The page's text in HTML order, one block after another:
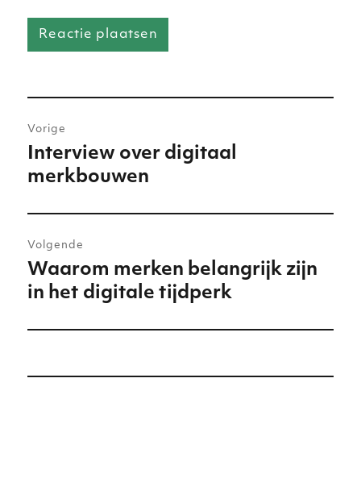
navigatie
Vorige
Vorig
bericht:
Interview over digitaal
merkbouwen
Volgende
Volgend
bericht:
Waarom merken belangrijk zijn
in het digitale tijdperk